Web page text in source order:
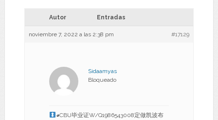
Autor Entradas
noviembre 7, 2022 a las 2:38 pm #17129
Sidaamyas
Bloqueado
◕CBU毕业证W/Q1986543008定做凯波布